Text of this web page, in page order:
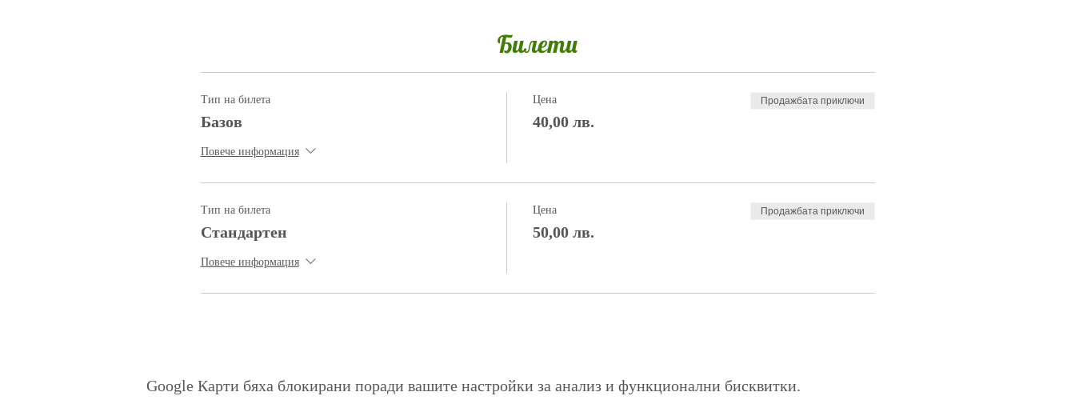
Билети
Тип на билета
Базов
Повече информация
Цена
40,00 лв.
Продажбата приключи
Тип на билета
Стандартен
Повече информация
Цена
50,00 лв.
Продажбата приключи
Google Карти бяха блокирани поради вашите настройки за анализ и функционални бисквитки.